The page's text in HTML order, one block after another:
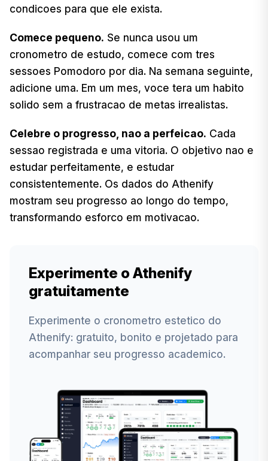
condicoes para que ele exista.
Comece pequeno. Se nunca usou um
cronometro de estudo, comece com tres
sessoes Pomodoro por dia. Na semana seguinte,
adicione uma. Em um mes, voce tera um habito
solido sem a frustracao de metas irrealistas.
Celebre o progresso, nao a perfeicao. Cada
sessao registrada e uma vitoria. O objetivo nao e
estudar perfeitamente, e estudar
consistentemente. Os dados do Athenify
mostram seu progresso ao longo do tempo,
transformando esforco em motivacao.
Experimente o Athenify
gratuitamente
Experimente o cronometro estetico do
Athenify: gratuito, bonito e projetado para
acompanhar seu progresso academico.